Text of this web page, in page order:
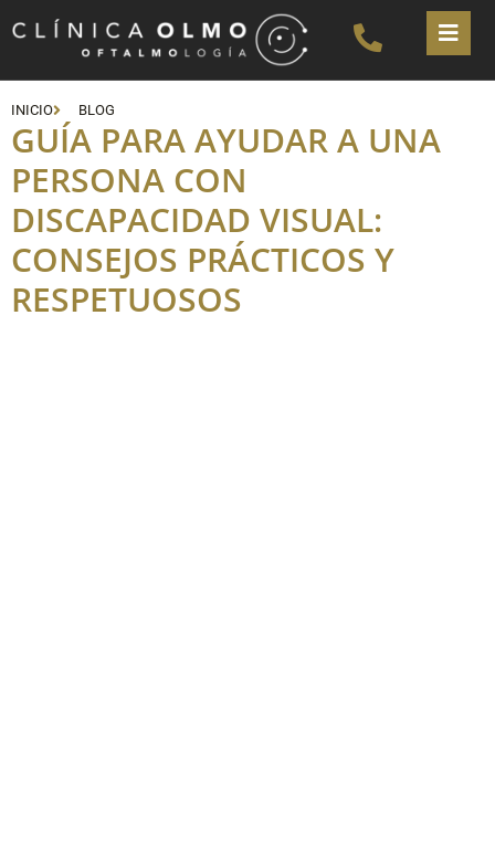
INICIO BLOG
GUÍA PARA AYUDAR A UNA
PERSONA CON
DISCAPACIDAD VISUAL:
CONSEJOS PRÁCTICOS Y
RESPETUOSOS